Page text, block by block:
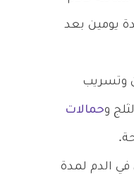
يومين بعد
وتسريب
وحمالات
الدم لمدة